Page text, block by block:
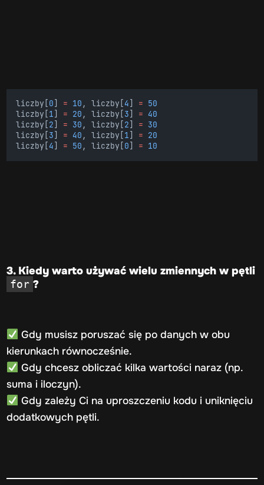
liczby[ 0 = 10 , liczby[ 4 = 50
liczby[ 1 = 20 , liczby[ 3 = 40
liczby[ 2 = 30 , liczby[ 2 = 30
liczby[ 3 = 40 , liczby[ 1 = 20
liczby[ 4 = 50 , liczby[ 0 = 10
3. Kiedy warto używać wielu zmiennych w pętli
for ?
Gdy musisz poruszać się po danych w obu
kierunkach równocześnie.
Gdy chcesz obliczać kilka wartości naraz (np.
suma i iloczyn).
Gdy zależy Ci na uproszczeniu kodu i uniknięciu
dodatkowych pętli.